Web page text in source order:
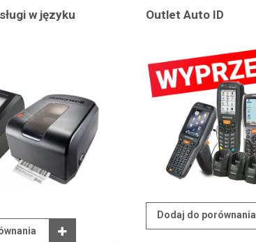
w języku
Outlet Auto ID
Dodaj do porównania